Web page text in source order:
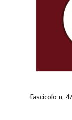
Fascicolo n.